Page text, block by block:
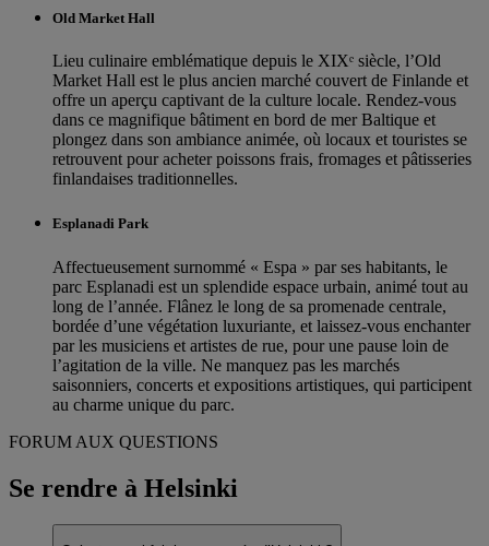
Old Market Hall
Lieu culinaire emblématique depuis le XIXᵉ siècle, l’Old
Market Hall est le plus ancien marché couvert de Finlande et
offre un aperçu captivant de la culture locale. Rendez-vous
dans ce magnifique bâtiment en bord de mer Baltique et
plongez dans son ambiance animée, où locaux et touristes se
retrouvent pour acheter poissons frais, fromages et pâtisseries
finlandaises traditionnelles.
Esplanadi Park
Affectueusement surnommé « Espa » par ses habitants, le
parc Esplanadi est un splendide espace urbain, animé tout au
long de l’année. Flânez le long de sa promenade centrale,
bordée d’une végétation luxuriante, et laissez-vous enchanter
par les musiciens et artistes de rue, pour une pause loin de
l’agitation de la ville. Ne manquez pas les marchés
saisonniers, concerts et expositions artistiques, qui participent
au charme unique du parc.
FORUM AUX QUESTIONS
Se rendre à Helsinki